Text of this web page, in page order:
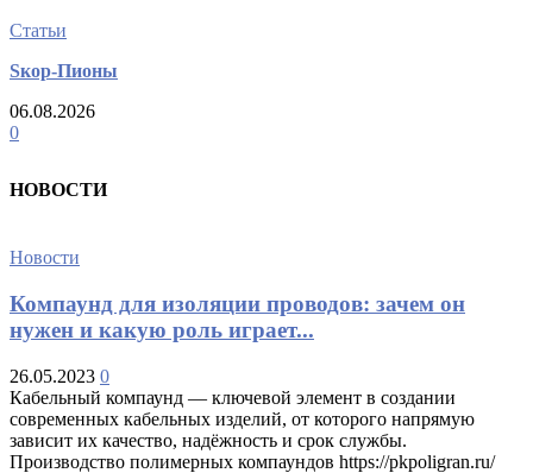
Статьи
Sкор-Пионы
06.08.2026
0
НОВОСТИ
Новости
Компаунд для изоляции проводов: зачем он
нужен и какую роль играет...
26.05.2023 0
Кабельный компаунд — ключевой элемент в создании
современных кабельных изделий, от которого напрямую
зависит их качество, надёжность и срок службы.
Производство полимерных компаундов https://pkpoligran.ru/